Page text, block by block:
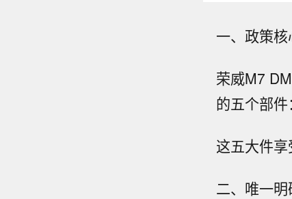
一、政策
荣威M7
的五个部
这五大件享
二、唯一